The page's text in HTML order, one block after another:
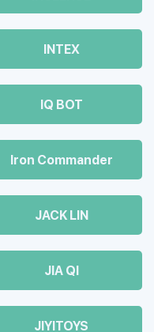
INTEX
IQ BOT
Iron Commander
JACK LIN
JIA QI
JIYITOYS